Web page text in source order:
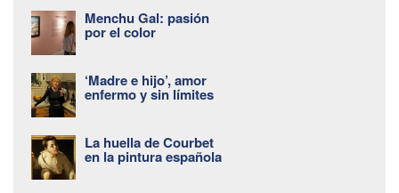
Menchu Gal: pasión
por el color
‘Madre e hijo’, amor
enfermo y sin límites
La huella de Courbet
en la pintura española